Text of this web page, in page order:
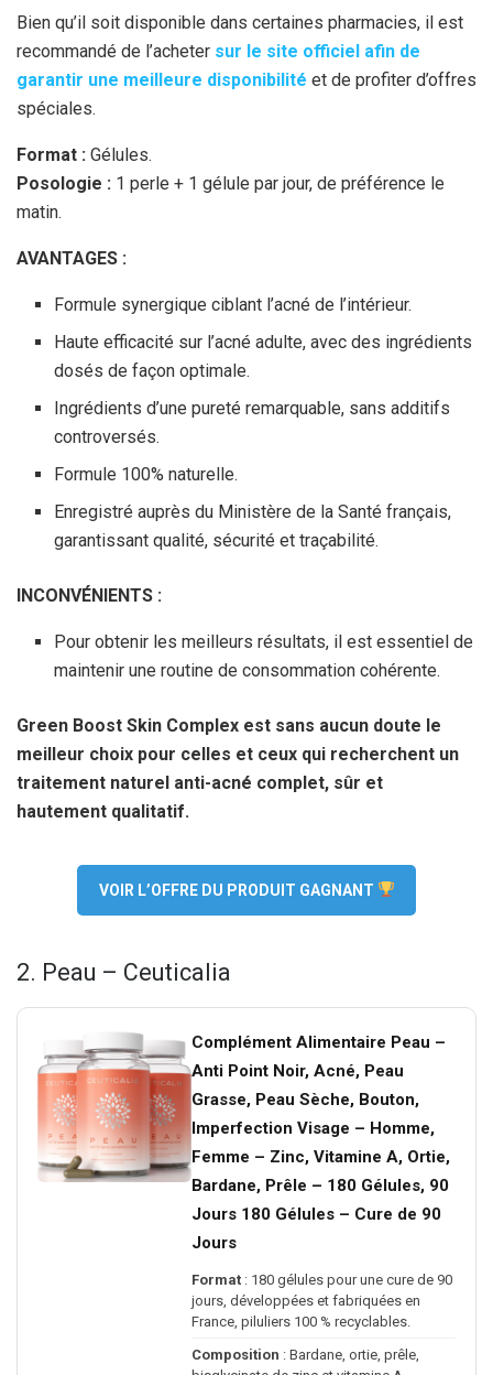
Bien qu’il soit disponible dans certaines pharmacies, il est
recommandé de l’acheter sur le site officiel afin de
garantir une meilleure disponibilité et de profiter d’offres
spéciales.
Format : Gélules.
Posologie : 1 perle + 1 gélule par jour, de préférence le
matin.
AVANTAGES :
Formule synergique ciblant l’acné de l’intérieur.
Haute efficacité sur l’acné adulte, avec des ingrédients
dosés de façon optimale.
Ingrédients d’une pureté remarquable, sans additifs
controversés.
Formule 100% naturelle.
Enregistré auprès du Ministère de la Santé français,
garantissant qualité, sécurité et traçabilité.
INCONVÉNIENTS :
Pour obtenir les meilleurs résultats, il est essentiel de
maintenir une routine de consommation cohérente.
Green Boost Skin Complex est sans aucun doute le
meilleur choix pour celles et ceux qui recherchent un
traitement naturel anti-acné complet, sûr et
hautement qualitatif.
VOIR L’OFFRE DU PRODUIT GAGNANT
2. Peau – Ceuticalia
Complément Alimentaire Peau –
Anti Point Noir, Acné, Peau
Grasse, Peau Sèche, Bouton,
Imperfection Visage – Homme,
Femme – Zinc, Vitamine A, Ortie,
Bardane, Prêle – 180 Gélules, 90
Jours 180 Gélules – Cure de 90
Jours
Format : 180 gélules pour une cure de 90
jours, développées et fabriquées en
France, piluliers 100 % recyclables.
Composition : Bardane, ortie, prêle,